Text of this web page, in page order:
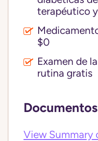
terapéutico
$0
Examen de
rutina gratis
View Summary